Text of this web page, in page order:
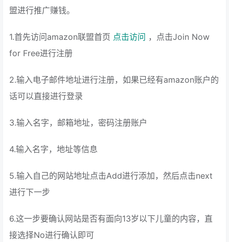
盟进行推广赚钱。
1.首先访问amazon联盟首页 点击访问 ，点击Join Now
for Free进行注册
2.输入电子邮件地址进行注册，如果已经有amazon账户的
话可以直接进行登录
3.输入名字，邮箱地址，密码注册账户
4.输入名字，地址等信息
5.输入自己的网站地址点击Add进行添加，然后点击next
进行下一步
6.这一步要确认网站是否有面向13岁以下儿童的内容，直
接选择No进行确认即可